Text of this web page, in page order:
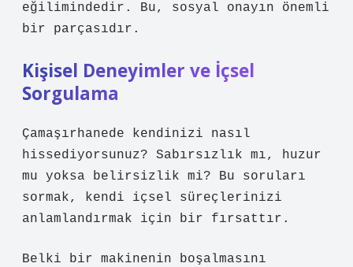
eğilimindedir. Bu, sosyal onayın önemli
bir parçasıdır.
Kişisel Deneyimler ve İçsel
Sorgulama
Çamaşırhanede kendinizi nasıl
hissediyorsunuz? Sabırsızlık mı, huzur
mu yoksa belirsizlik mi? Bu soruları
sormak, kendi içsel süreçlerinizi
anlamlandırmak için bir fırsattır.
Belki bir makinenin boşalmasını